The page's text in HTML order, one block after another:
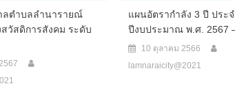
ลตำบลลำนารายณ์
สวัสดิการสังคม ระดับ
แผนอัตรากำลัง 3 ปี ประ
ปีงบประมาณ พ.ศ. 2567
10 ตุลาคม 2566
lamnaraicity@2021